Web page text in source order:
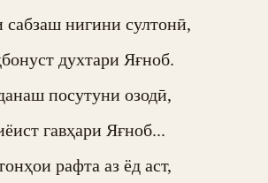
нигини султонӣ,
духтари Яғноб.
посутуни озодӣ,
гавҳари Яғноб...
рафта аз ёд аст,